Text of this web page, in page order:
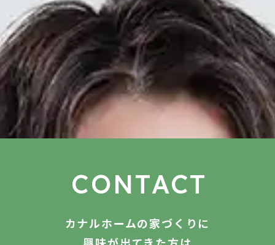
愛知県岡崎市
趣味
神社巡り、料理
好きな食べ物
ハンバーグ
お客様へ伝えたい思い
あなた“らしさ”が生きる住まい方をご提案します。
家づくりの不安もワクワクに変えられるよう、誠実にサポ
ートします！
CONTACT
カナルホームの家づくりに